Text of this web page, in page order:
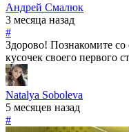
Андрей Смалюк
3 месяца назад
#
Здорово! Познакомите
кусочек своего первого
Natalya Soboleva
5 месяцев назад
#